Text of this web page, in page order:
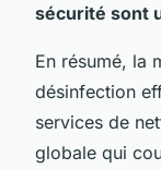
sécurité sont
En résumé, la
désinfection
services de
globale qui